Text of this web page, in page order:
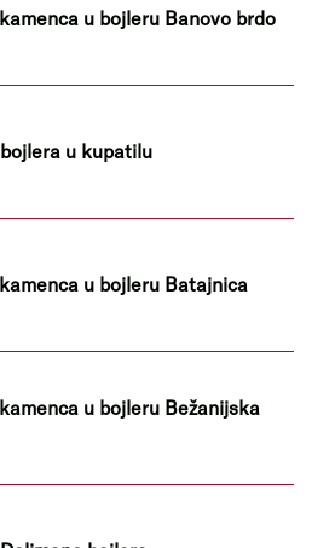
u bojleru Banovo brdo
u kupatilu
u bojleru Batajnica
u bojleru Bežanijska